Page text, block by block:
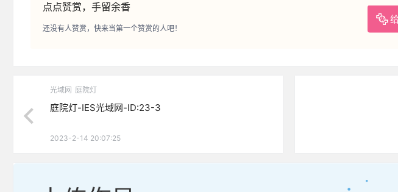
点点赞赏，手留余香
还没有人赞赏，快来当第一个赞赏的人吧！
光域网 庭院灯
庭院灯-IES光域网-ID:23-3
2023-2-14 20:07:25